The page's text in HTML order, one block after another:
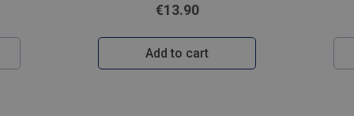
€13.90
Add to cart